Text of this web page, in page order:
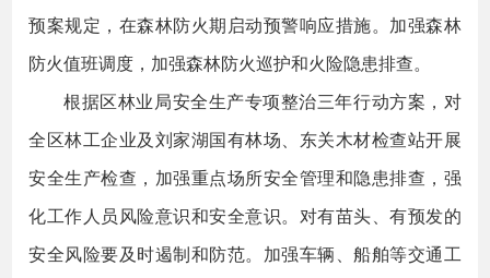
预案规定，在森林防火期启动预警响应措施。加强森林
防火值班调度，加强森林防火巡护和火险隐患排查。
根据区林业局安全生产专项整治三年行动方案，对
全区林工企业及刘家湖国有林场、东关木材检查站开展
安全生产检查，加强重点场所安全管理和隐患排查，强
化工作人员风险意识和安全意识。对有苗头、有预发的
安全风险要及时遏制和防范。加强车辆、船舶等交通工